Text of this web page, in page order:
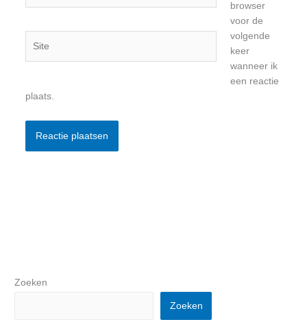
browser
voor de
volgende
keer
wanneer ik
een reactie
plaats.
Zoeken
Zoeken